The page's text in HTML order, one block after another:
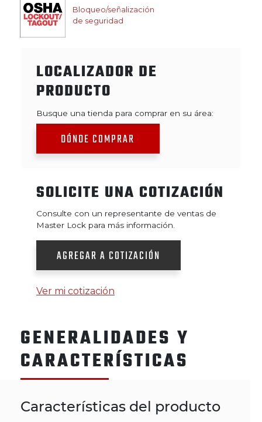
Bloqueo/señalización
de seguridad
LOCALIZADOR DE
PRODUCTO
Busque una tienda para comprar en su área:
DÓNDE COMPRAR
SOLICITE UNA COTIZACIÓN
Consulte con un representante de ventas de
Master Lock para más información.
AGREGAR A COTIZACIÓN
Ver mi cotización
GENERALIDADES Y
CARACTERÍSTICAS
Características del producto